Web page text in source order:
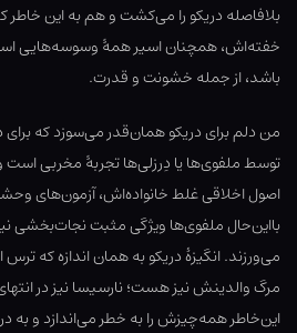
بلافاصله دریکو را می‌کشت و هم به این خاطر
خفته‌اش، همچنان اسیر همهٔ وسوسه‌هایی است
باشد، از جمله خشونت و قدرت.
من دلم برای دریکو همان‌قدر می‌سوزد که برای
توسط ملفوی‌ها یا دِرزلی‌ها تجربهٔ مخربی است
اصول اخلاقی غلط خانواده‌اش، آزمون‌های
بااین‌حال ملفوی‌ها ویژگی مثبت نجات‌بخشی نیز
می‌ورزند. انگیزهٔ دریکو به همان اندازه که
مرگ والدینش نیز هست؛ نارسیسا نیز در انتهای
این‌خاطر همه‌چیزش را به خطر می‌اندازد و به